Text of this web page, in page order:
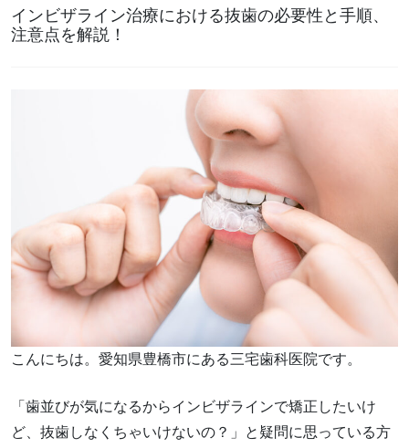
インビザライン治療における抜歯の必要性と手順、
注意点を解説！
こんにちは。愛知県豊橋市にある三宅歯科医院です。
「歯並びが気になるからインビザラインで矯正したいけ
ど、抜歯しなくちゃいけないの？」と疑問に思っている方